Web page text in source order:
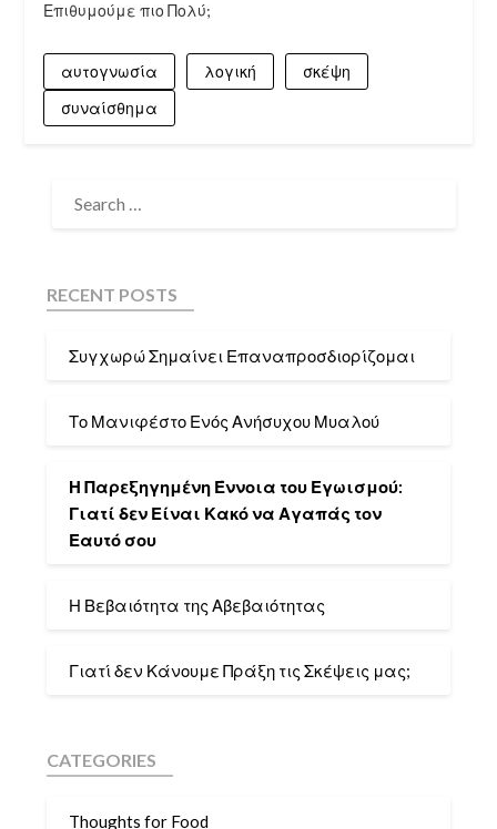
Επιθυμούμε πιο Πολύ;
αυτογνωσία λογική
σκέψη
συναίσθημα
RECENT POSTS
Συγχωρώ Σημαίνει Επαναπροσδιορίζομαι
Το Μανιφέστο Ενός Ανήσυχου Μυαλού
Η Παρεξηγημένη Έννοια του Εγωισμού:
Γιατί δεν Είναι Κακό να Αγαπάς τον
Εαυτό σου
Η Βεβαιότητα της Αβεβαιότητας
Γιατί δεν Κάνουμε Πράξη τις Σκέψεις μας;
CATEGORIES
Thoughts for Food